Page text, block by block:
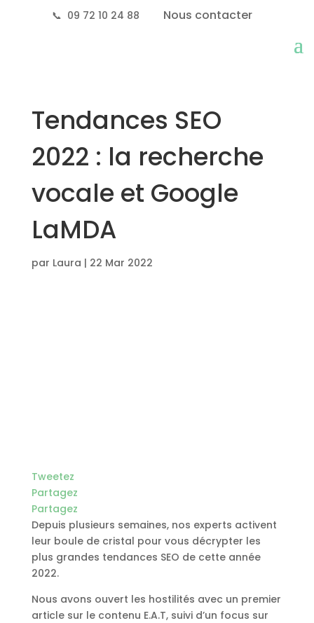
📞 09 72 10 24 88 Nous contacter
Tendances SEO
2022 : la recherche
vocale et Google
LaMDA
par Laura | 22 Mar 2022
Tweetez
Partagez
Partagez
Depuis plusieurs semaines, nos experts activent
leur boule de cristal pour vous décrypter les
plus grandes tendances SEO de cette année
2022.
Nous avons ouvert les hostilités avec un premier
article sur le contenu E.A.T, suivi d’un focus sur